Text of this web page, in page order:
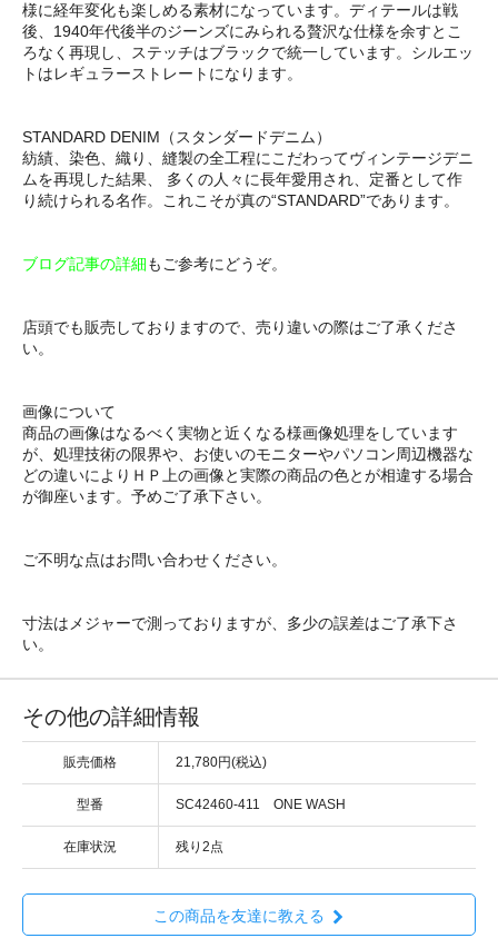
様に経年変化も楽しめる素材になっています。ディテールは戦
後、1940年代後半のジーンズにみられる贅沢な仕様を余すとこ
ろなく再現し、ステッチはブラックで統一しています。シルエッ
トはレギュラーストレートになります。
STANDARD DENIM（スタンダードデニム）
紡績、染色、織り、縫製の全工程にこだわってヴィンテージデニ
ムを再現した結果、 多くの人々に長年愛用され、定番として作
り続けられる名作。これこそが真の“STANDARD”であります。
ブログ記事の詳細もご参考にどうぞ。
店頭でも販売しておりますので、売り違いの際はご了承くださ
い。
画像について
商品の画像はなるべく実物と近くなる様画像処理をしています
が、処理技術の限界や、お使いのモニターやパソコン周辺機器な
どの違いによりＨＰ上の画像と実際の商品の色とが相違する場合
が御座います。予めご了承下さい。
ご不明な点はお問い合わせください。
寸法はメジャーで測っておりますが、多少の誤差はご了承下さ
い。
その他の詳細情報
販売価格 21,780円(税込)
型番 SC42460-411 ONE WASH
在庫状況 残り2点
この商品を友達に教える